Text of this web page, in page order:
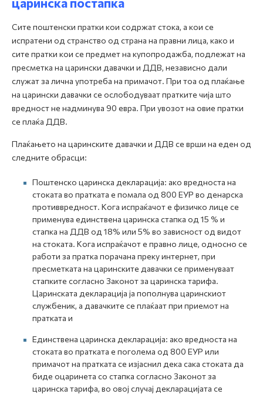
Сите поштенски пратки кои содржат стока, а кои се
испратени од странство од страна на правни лица, како и
сите пратки кои се предмет на купопродажба, подлежат на
пресметка на царински давачки и ДДВ, независно дали
служат за лична употреба на примачот. При тоа од плаќање
на царински давачки се ослободуваат пратките чија што
вредност не надминува 90 евра. При увозот на овие пратки
се плаќа ДДВ.
Плаќањето на царинските давачки и ДДВ се врши на еден од
следните обрасци:
Поштенско царинска декларација: ако вредноста на
стоката во пратката е помала од 800 ЕУР во денарска
противвредност. Кога испраќачот е физичко лице се
применува единствена царинска стапка од 15 % и
стапка на ДДВ од 18% или 5% во зависност од видот
на стоката. Кога испраќачот е правно лице, односно се
работи за пратка порачана преку интернет, при
пресметката на царинските давачки се применуваат
стапките согласно Законот за царинска тарифа.
Царинската декларација ја пополнува царинскиот
службеник, а давачките се плаќаат при приемот на
пратката и
Единствена царинска декларација: ако вредноста на
стоката во пратката е поголема од 800 ЕУР или
примачот на пратката се изјаснил дека сака стоката да
биде оцаринета со стапка согласно Законот за
царинска тарифа, во овој случај декларацијата се